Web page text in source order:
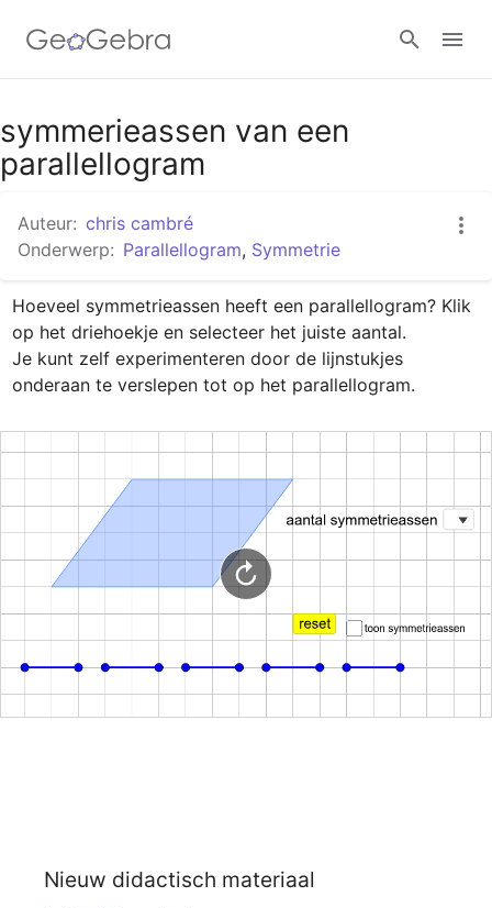
Google Classroom
symmerieassen van een
parallellogram
Auteur: chris cambré
Onderwerp: Parallellogram, Symmetrie
Hoeveel symmetrieassen heeft een parallellogram? Klik
op het driehoekje en selecteer het juiste aantal.
Je kunt zelf experimenteren door de lijnstukjes
onderaan te verslepen tot op het parallellogram.
Nieuw didactisch materiaal